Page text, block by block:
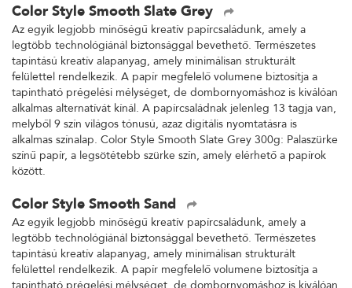
Color Style Smooth Slate Grey
Az egyik legjobb minőségű kreatív papírcsaládunk, amely a
legtöbb technológiánál biztonsággal bevethető. Természetes
tapintású kreatív alapanyag, amely minimálisan strukturált
felülettel rendelkezik. A papír megfelelő volumene biztosítja a
tapintható prégelési mélységet, de dombornyomáshoz is kiválóan
alkalmas alternatívát kínál. A papírcsaládnak jelenleg 13 tagja van,
melyből 9 szín világos tónusú, azaz digitális nyomtatásra is
alkalmas színalap. Color Style Smooth Slate Grey 300g: Palaszürke
színű papír, a legsötétebb szürke szín, amely elérhető a papírok
között.
Color Style Smooth Sand
Az egyik legjobb minőségű kreatív papírcsaládunk, amely a
legtöbb technológiánál biztonsággal bevethető. Természetes
tapintású kreatív alapanyag, amely minimálisan strukturált
felülettel rendelkezik. A papír megfelelő volumene biztosítja a